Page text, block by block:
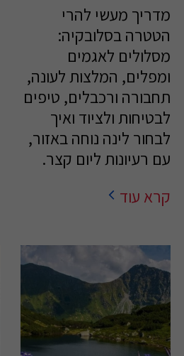
מדריך מעשי להרי
הטטרה בסלובקיה:
מסלולים לאגמים
ומפלים, המלצות לעונה,
תחבורה ורכבלים, טיפים
לבטיחות ולציוד ואיך
לבחור לינה נוחה באזור,
עם רעיונות ליום קצר.
קרא עוד